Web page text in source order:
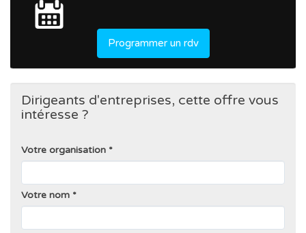
Programmer un rdv
Dirigeants d'entreprises, cette offre vous
intéresse ?
Votre organisation
Votre nom